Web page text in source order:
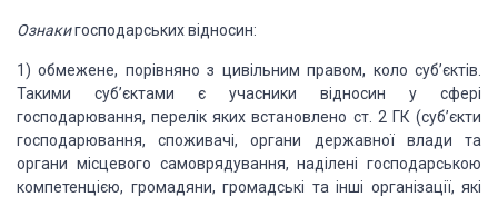
Ознакигосподарських відносин:
1) обмежене, порівняно з цивільним правом, коло суб’єктів.
Такими суб’єктами є учасники відносин у сфері
господарювання, перелік яких встановлено ст. 2 ГК (суб’єкти
господарювання, споживачі, органи державної влади та
органи місцевого самоврядування, наділені господарською
компетенцією, громадяни, громадські та інші організації, які